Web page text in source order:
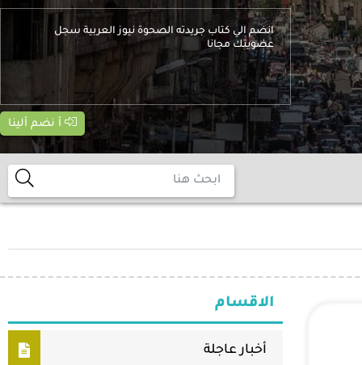
انضم الي كتاب جريدته الصحوة نيوز العربية سجل
عضويتك مجانا
أ نضم ألينا
الاقسام
أخبار عاجلة